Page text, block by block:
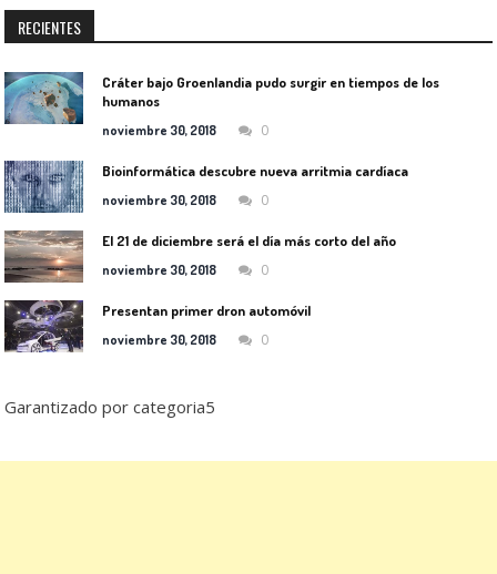
RECIENTES
Cráter bajo Groenlandia pudo surgir en tiempos de los
humanos
noviembre 30, 2018 0
Bioinformática descubre nueva arritmia cardíaca
noviembre 30, 2018 0
El 21 de diciembre será el día más corto del año
noviembre 30, 2018 0
Presentan primer dron automóvil
noviembre 30, 2018 0
Garantizado por categoria5